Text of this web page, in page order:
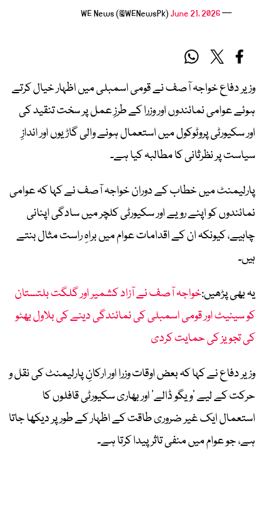
— WE News (@WENewsPk)
June 21, 2026
وزیر دفاع خواجہ آصف نے قومی اسمبلی میں اظہار خیال کرتے
ہوئے عوامی نمائندوں اور وزرا کے طرزِ عمل پر سخت تنقید کی
اور سکیورٹی پروٹوکول میں استعمال ہونے والی گاڑیوں اور اندازِ
سیاست پر نظرثانی کا مطالبہ کیا ہے۔
پارلیمنٹ میں خطاب کے دوران خواجہ آصف نے کہا کہ عوامی
نمائندوں کو اپنے رویے اور سکیورٹی کلچر میں سادگی اپنانی
چاہیے، کیونکہ ان کے اقدامات عوام میں براہِ راست مثال بنتے
ہیں۔
یہ بھی پڑھیں:خواجہ آصف نے آزاد کشمیر اور گلگت بلتستان
کو سینیٹ اور قومی اسمبلی کی نمائندگی دینے کی بلاول بھٹو
کی تجویز کی حمایت کردی
وزیر دفاع نے کہا کہ بعض اوقات وزرا اور ارکانِ پارلیمنٹ کی نقل و
حرکت کے لیے ’ویگو ڈالے‘ اور بھاری سکیورٹی قافلوں کا
استعمال ایک غیر ضروری طاقت کے اظہار کے طور پر دیکھا جاتا
ہے، جو عوام میں منفی تاثر پیدا کرتا ہے۔